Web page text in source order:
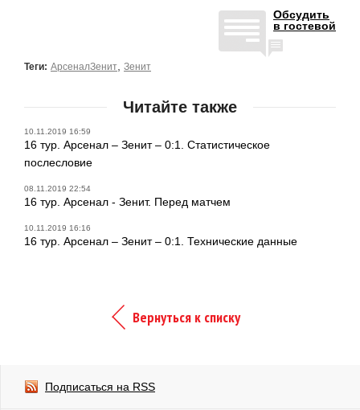
Обсудить
в гостевой
Теги: АрсеналЗенит Зенит
Читайте также
10.11.2019 16:59
16 тур. Арсенал – Зенит – 0:1. Статистическое
послесловие
08.11.2019 22:54
16 тур. Арсенал - Зенит. Перед матчем
10.11.2019 16:16
16 тур. Арсенал – Зенит – 0:1. Технические данные
Вернуться к списку
Подписаться на RSS